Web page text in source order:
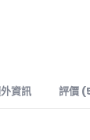
資訊 評價